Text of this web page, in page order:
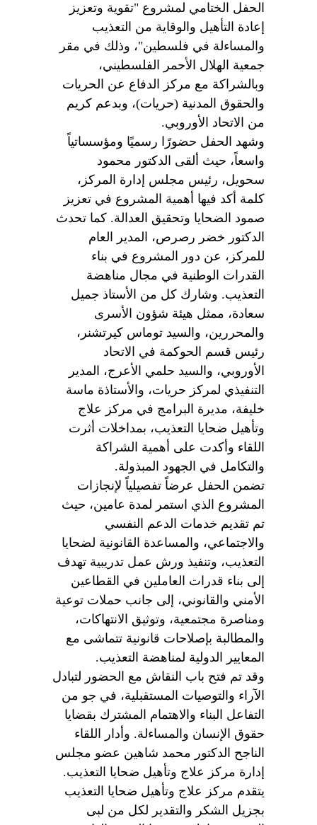
الحفل الختامي لمشروع "تقوية وتعزيز
إعادة التأهيل والوقاية من التعذيب
والمساءلة في فلسطين"، وذلك في مقر
جمعية الهلال الأحمر الفلسطيني،
وبالشراكة مع مركز الدفاع عن الحريات
والحقوق المدنية (حريات)، وبدعم كريم
من الاتحاد الأوروبي.
وشهد الحفل حضورًا رسميًا ومؤسساتياً
واسعاً، حيث ألقى الدكتور محمود
سحويل، رئيس مجلس إدارة المركز،
كلمة أكد فيها أهمية المشروع في تعزيز
صمود الضحايا وتحقيق العدالة. كما تحدث
الدكتور خضر رصرص، المدير العام
للمركز، عن دور المشروع في بناء
القدرات الوطنية في مجال مناهضة
التعذيب. وشارك كل من الأستاذ جميل
سعادة، ممثل هيئة شؤون الأسرى
والمحررين، والسيد توماس كيرتشنر،
رئيس قسم الحوكمة في الاتحاد
الأوروبي، والسيد حلمي الأعرج، المدير
التنفيذي لمركز حريات، والأستاذة ماسة
خليفة، مديرة البرامج في مركز علاج
وتأهيل ضحايا التعذيب، بمداخلات أثرت
اللقاء وأكدت على أهمية الشراكة
والتكامل في الجهود المبذولة.
تضمن الحفل عرضاً تفصيلياً لإنجازات
المشروع الذي استمر لمدة عامين، حيث
تم تقديم خدمات الدعم النفسي
والاجتماعي، والمساعدة القانونية لضحايا
التعذيب، وتنفيذ ورش عمل تدريبية تهدف
إلى بناء قدرات العاملين في القطاعين
الأمني والقانوني، إلى جانب حملات توعية
ومناصرة مجتمعية، وتوثيق الانتهاكات،
والمطالبة بإصلاحات قانونية تتماشى مع
المعايير الدولية لمناهضة التعذيب.
وقد تم فتح باب النقاش مع الحضور لتبادل
الآراء والتوصيات المستقبلية، في جو من
التفاعل البناء والاهتمام المشترك بقضايا
حقوق الإنسان والمساءلة. وأدار اللقاء
الناجح الدكتور محمد شاهين عضو مجلس
إدارة مركز علاج وتأهيل ضحايا التعذيب.
يتقدم مركز علاج وتأهيل ضحايا التعذيب
بجزيل الشكر والتقدير لكل من لبى